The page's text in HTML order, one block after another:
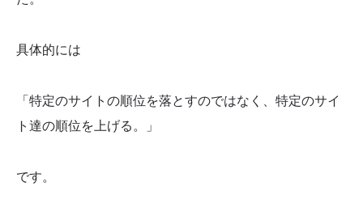
具体的には
「特定のサイトの順位を落とすのではなく、特定のサイ
ト達の順位を上げる。」
です。